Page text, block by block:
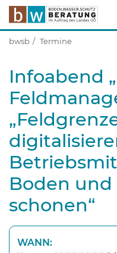
bwsb Termine
Infoabend
Boden und
schonen“
WANN: